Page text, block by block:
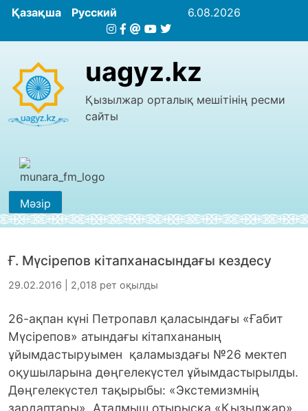
Қазақша Русский 6.08.2026
uagyz.kz
Қызылжар орталық мешітінің ресми
сайты
Мәзір
Ғ. Мүсірепов кітапханасындағы кездесу
29.02.2016 | 2,018 рет оқылды
26-ақпан күні Петропавл қаласындағы «Ғабит
Мүсірепов» атындағы кітапхананың
ұйымдастыруымен қаламыздағы №26 мектеп
оқушыларына дөңгелекүстел ұйымдастырылды.
Дөңгелекүстел тақырыбы: «Экстемизмнің
зардаптары». Аталмыш отырысқа «Қызылжар»